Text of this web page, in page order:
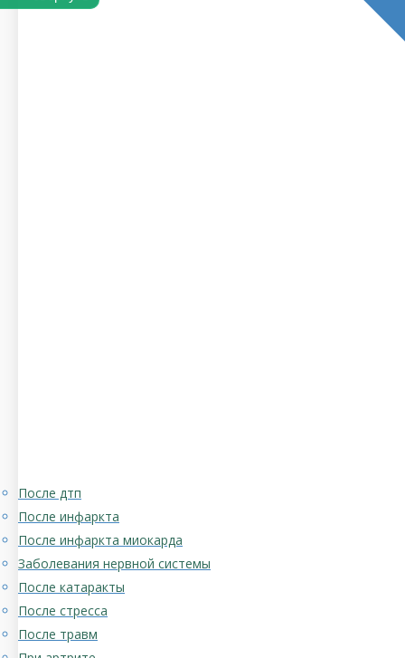
После дтп
После инфаркта
После инфаркта миокарда
Заболевания нервной системы
После катаракты
После стресса
После травм